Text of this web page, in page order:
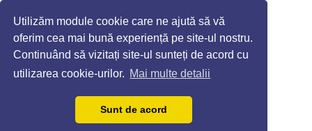
Utilizăm module cookie care ne ajută să vă
oferim cea mai bună experiență pe site-ul nostru.
Continuând să vizitați site-ul sunteți de acord cu
utilizarea cookie-urilor. Mai multe detalii
Sunt de acord